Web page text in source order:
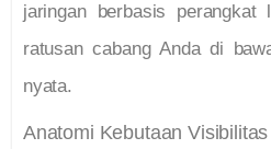
jaringan berbasis perangkat
ratusan cabang Anda di
nyata.
Anatomi Kebutaan